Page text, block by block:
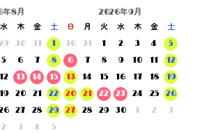
8月
水 木 金
土
30 31
1
5 6 7
8
12 13 14
15
19 20 21
22
27 28
29
2 3 4 5
2026年9月
日 月 火 水 木 金
土
30
31 1 2 3 4
5
6
7 8 9 10 11
12
13
14 15 16 17 18
19
20
21 22 23 24 25
26
27
28 29 30 1 2 3